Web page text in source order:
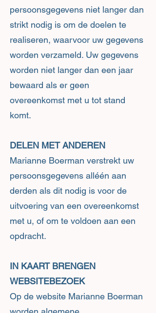
persoonsgegevens niet langer dan
strikt nodig is om de doelen te
realiseren, waarvoor uw gegevens
worden verzameld. Uw gegevens
worden niet langer dan een jaar
bewaard als er geen
overeenkomst met u tot stand
komt.
DELEN MET ANDEREN
Marianne Boerman verstrekt uw
persoonsgegevens alléén aan
derden als dit nodig is voor de
uitvoering van een overeenkomst
met u, of om te voldoen aan een
opdracht.
IN KAART BRENGEN
WEBSITEBEZOEK
Op de website Marianne Boerman